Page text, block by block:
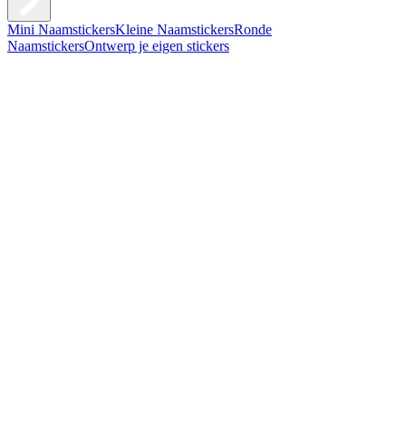
Mini NaamstickersKleine NaamstickersRonde
NaamstickersOntwerp je eigen stickers